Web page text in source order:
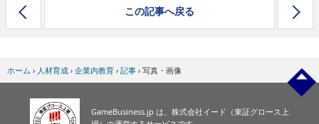
この記事へ戻る
ホーム › 人材育成 › 企業内教育 › 記事 › 写真・画像
GameBusiness.jp は、株式会社イード（東証グロース上